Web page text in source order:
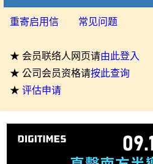
重寄启用信 常见问题
★ 会员联络人网页请由此登入
★ 公司会员资格请按此查询
★ 评估申请